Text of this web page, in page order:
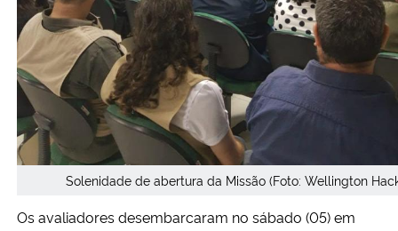
Solenidade de abertura da Missão (Foto: Wellington
Os avaliadores desembarcaram no sábado (05) em